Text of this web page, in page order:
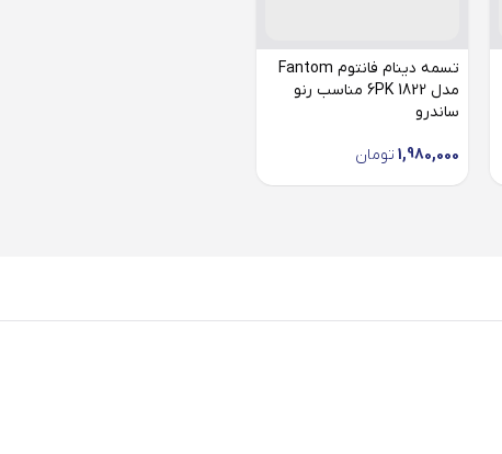
تسمه دینام فانتوم Fantom
مدل 6PK 1822 مناسب رنو
ساندرو
1,980,000 تومان